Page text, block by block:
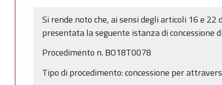
Si rende noto che, ai sensi degli articoli 16 e 22
presentata la seguente istanza di concessione
Procedimento n. BO18T0078
Tipo di procedimento: concessione per